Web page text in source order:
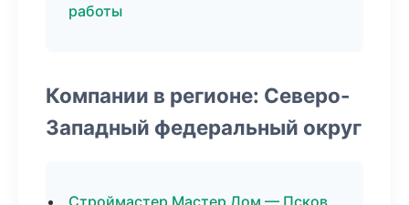
работы
Компании в регионе: Северо-
Западный федеральный округ
Строймастер Мастер Дом — Псков